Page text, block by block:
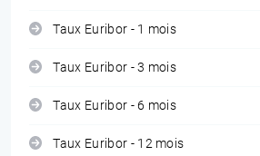
Taux Euribor - 1 mois
Taux Euribor - 3 mois
Taux Euribor - 6 mois
Taux Euribor - 12 mois